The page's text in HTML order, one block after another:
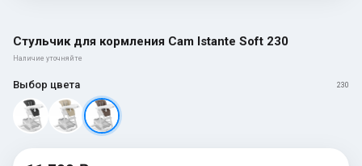
Стульчик для кормления Cam Istante Soft 230
Наличие уточняйте
Выбор цвета 230